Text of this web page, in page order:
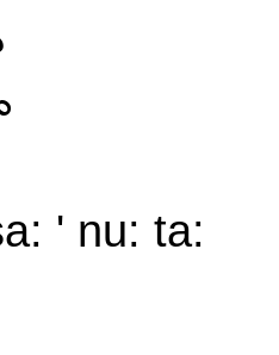
' nu: ta: